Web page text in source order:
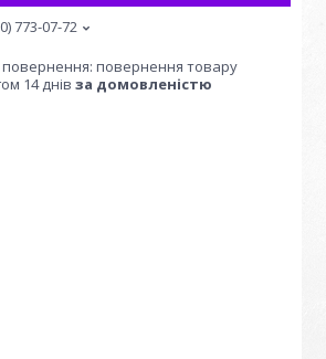
773-07-72
повернення товару
14 днів за домовленістю